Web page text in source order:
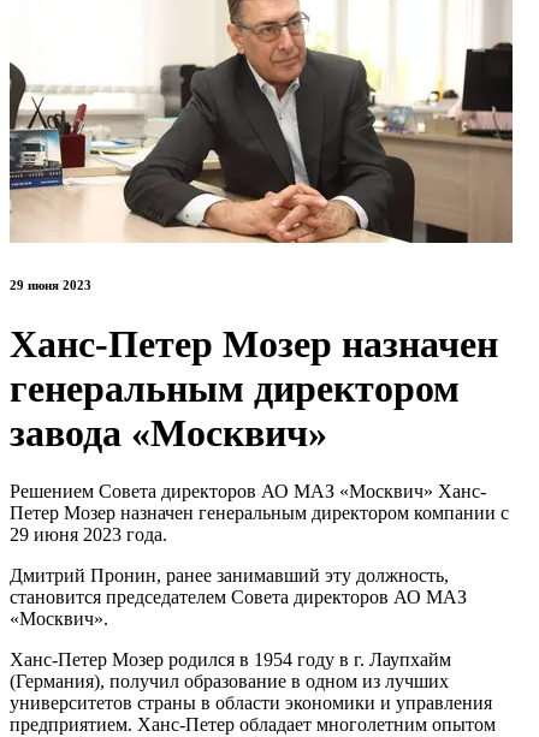
29 июня 2023
Ханс-Петер Мозер назначен
генеральным директором
завода «Москвич»
Решением Совета директоров АО МАЗ «Москвич» Ханс-
Петер Мозер назначен генеральным директором компании с
29 июня 2023 года.
Дмитрий Пронин, ранее занимавший эту должность,
становится председателем Совета директоров АО МАЗ
«Москвич».
Ханс-Петер Мозер родился в 1954 году в г. Лаупхайм
(Германия), получил образование в одном из лучших
университетов страны в области экономики и управления
предприятием. Ханс-Петер обладает многолетним опытом